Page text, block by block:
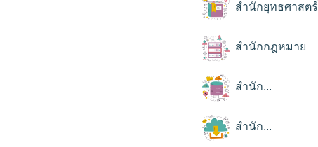
สำนักยุทธศาสตร์
สำนักกฎหมาย
สำนัก...
สำนัก...